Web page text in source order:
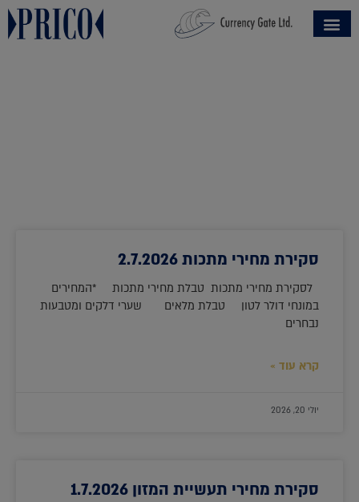
סקירת מחירי מתכות 2.7.2026
לסקירת מחירי מתכות טבלת מחירי מתכות *המחירים
במונחי דולר לטון טבלת מלאים שערי דלקים ומטבעות
נבחרים
קרא עוד »
יולי 20, 2026
סקירת מחירי תעשיית המזון 1.7.2026